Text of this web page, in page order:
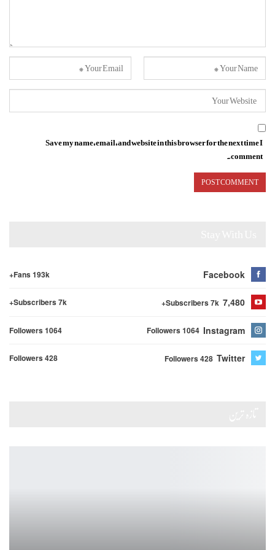
Save my name, email, and website in this browser for the next time I
comment.
Facebook
Fans 193k+
7,480
Subscribers 7k+
Subscribers 7k+
Instagram
Followers 1064
Followers 1064
Twitter
Followers 428
Followers 428